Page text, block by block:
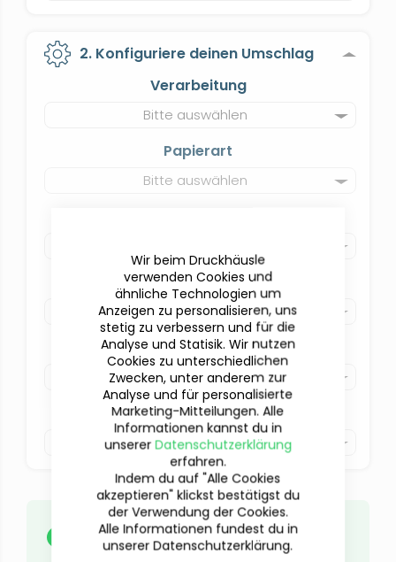
2. Konfiguriere deinen Umschlag
Verarbeitung
Bitte auswählen
Papierart
Bitte auswählen
Druck
Bitte auswählen
Farbe
Bitte auswählen
Veredelung
Bitte auswählen
Deine Datenmusst du erstnach
abgeschlossener Beauftragung
hochladen.
Wir beim Druckhäusle
verwenden Cookies und
ähnliche Technologien um
Anzeigen zu personalisieren, uns
stetig zu verbessern und für die
Analyse und Statisik. Wir nutzen
Cookies zu unterschiedlichen
Zwecken, unter anderem zur
Analyse und für personalisierte
Marketing-Mitteilungen. Alle
Informationen kannst du in
unserer Datenschutzerklärung
erfahren.
Indem du auf "Alle Cookies
akzeptieren" klickst bestätigst du
der Verwendung der Cookies.
Alle Informationen fundest du in
unserer Datenschutzerklärung.